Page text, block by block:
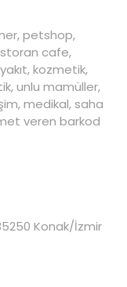
petshop,
cafe,
kozmetik,
unlu mamüller,
medikal, saha
veren barkod
Konak/İzmir